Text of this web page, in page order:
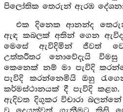
පිලෝතික තෙරුන් ඇරඹ
එක දිනෙක ආනන්ද
ඇඳ කබලක් අතින් ගෙන
මෙසේ ඇවිදිමින් ජීවත්
උත්තරීතර නොවේදැයි
කෙනෙක් නම් මා පැවිදි
පැවිදි කරන්නෙමියි ඔහු
කර්මස්ථානයක් දී පැවිදි
ඇදිවත දිගුකර විචාරා